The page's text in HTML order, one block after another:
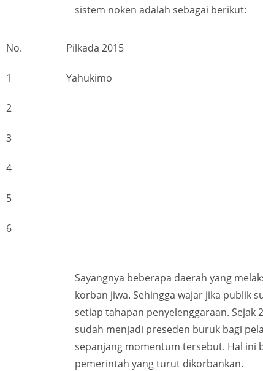
sistem noken adalah sebagai berikut:
No. Pilkada 2015
1 Yahukimo
2
3
4
5
6
Sayangnya beberapa daerah yang
korban jiwa. Sehingga wajar jika publik
setiap tahapan penyelenggaraan. Sejak
sudah menjadi preseden buruk bagi
sepanjang momentum tersebut. Hal ini
pemerintah yang turut dikorbankan.